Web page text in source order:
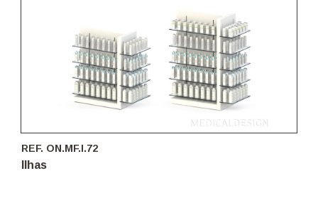
REF. ON.MF.I.72
Ilhas